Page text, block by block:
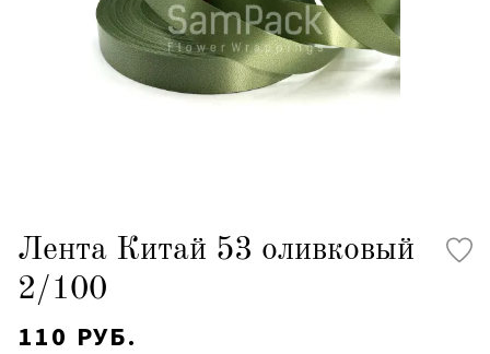
Лента Китай 53 оливковый
2/100
110 РУБ.